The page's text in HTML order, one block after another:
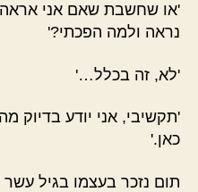
'או שחשבת שאם אני אראה
נראה ולמה הפכתי?'
'לא, זה בכלל…'
'תקשיבי, אני יודע בדיוק
כאן.'
תום נזכר בעצמו בגיל